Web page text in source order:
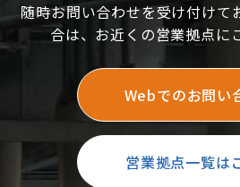
随時お問い合わせを受け付けて
合は、お近くの営業拠点に
Webでのお問い
営業拠点一覧は